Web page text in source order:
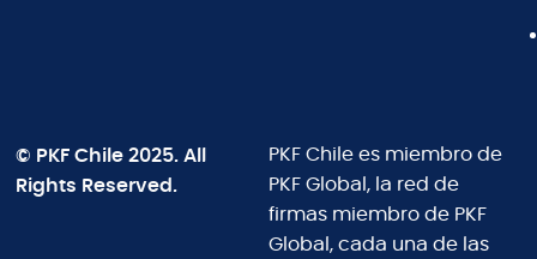
© PKF Chile 2025. All
Rights Reserved.
PKF Chile es miembro de
PKF Global, la red de
firmas miembro de PKF
Global, cada una de las